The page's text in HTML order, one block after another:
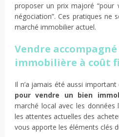
proposer un prix majoré “pour
négociation”. Ces pratiques ne
marché immobilier actuel.
Vendre
immobilière à coût
Il n’a jamais été aussi important
pour vendre un bien
marché local avec les données
les attentes actuelles des
vous apporte les éléments clés